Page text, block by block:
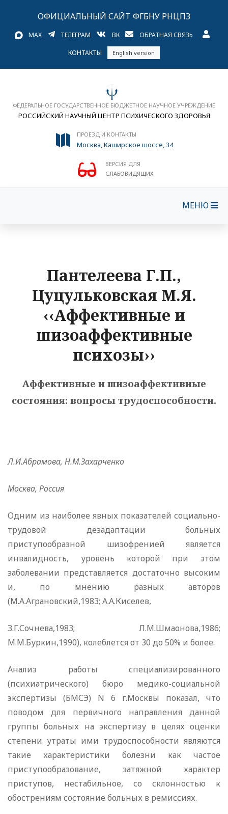
ОФИЦИАЛЬНЫЙ САЙТ ФГБНУ РНЦПЗ
MAX ТЕЛЕГРАМ ВК ОБРАТНАЯ СВЯЗЬ
КОНТАКТЫ English version
ФЕДЕРАЛЬНОЕ ГОСУДАРСТВЕННОЕ БЮДЖЕТНОЕ НАУЧНОЕ УЧРЕЖДЕНИЕ
РОССИЙСКИЙ НАУЧНЫЙ ЦЕНТР ПСИХИЧЕСКОГО ЗДОРОВЬЯ
ПРОЕЗД И КОНТАКТЫ
Москва, Каширское шоссе, 34
ВЕРСИЯ ДЛЯ
СЛАБОВИДЯЩИХ
МЕНЮ
Пантелеева Г.П.,
Цуцульковская М.Я.
‹‹Аффективные и
шизоаффективные
психозы››
Аффективные и шизоаффективные
состояния: вопросы трудоспособности.
Л.И.Абрамова, Н.М.Захарченко
Москва, Россия
Одним из наиболее явных показателей социально-
трудовой дезадаптации больных
приступообразной шизофренией является
инвалидность, уровень которой при этом
заболевании представляется достаточно высоким
и, по мнению разных авторов
(М.А.Аграновский,1983; А.А.Киселев,
З.Г.Сочнева,1983; Л.М.Шмаонова,1986;
М.М.Буркин,1990), колеблется от 30 до 50% и более.
Анализ работы специализированного
(психиатрического) бюро медико-социальной
экспертизы (БМСЭ) N 6 г.Москвы показал, что
поводом для первичного направления данной
группы больных на экспертизу в целях оценки
степени утраты ими трудоспособности являются
такие характеристики болезни как частое
приступообразование, затяжной характер
приступов, нестабильное, со склонностью к
обострениям состояние больных в ремиссиях.